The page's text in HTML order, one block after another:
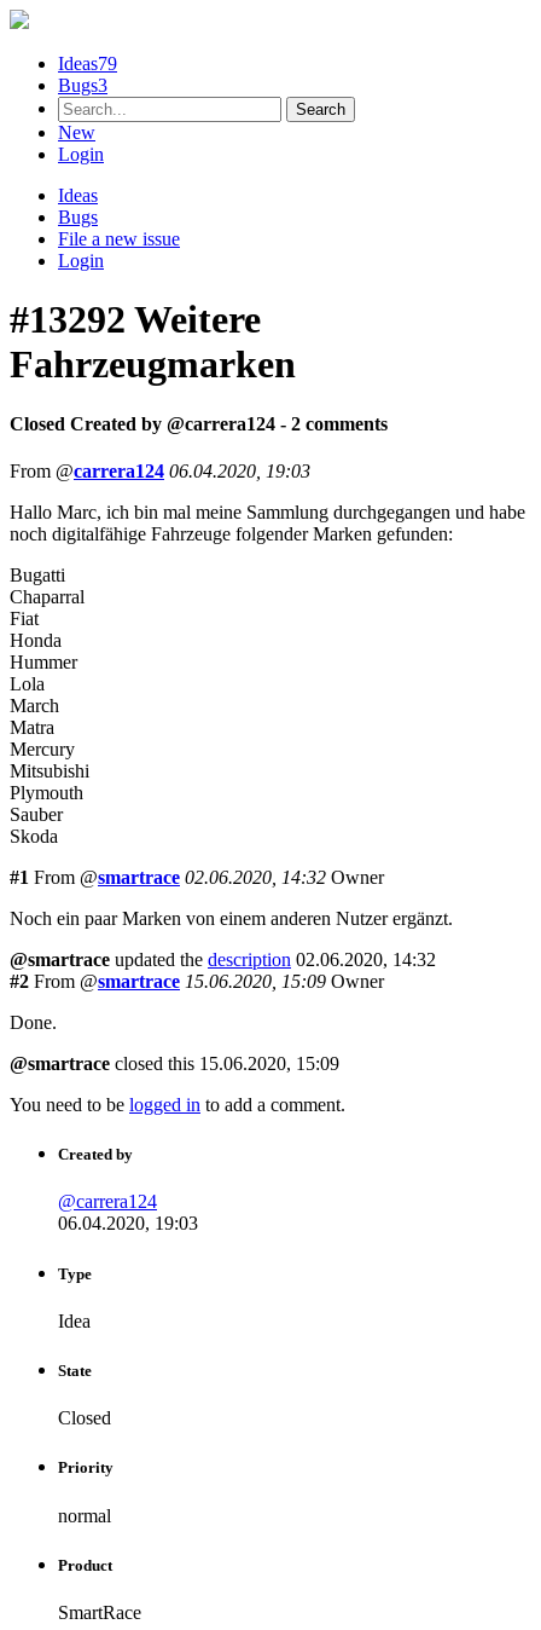
Ideas79
Bugs3
New
Login
Ideas
Bugs
File a new issue
Login
#13292 Weitere
Fahrzeugmarken
Closed Created by @carrera124 - 2 comments
From @carrera124 06.04.2020, 19:03
Hallo Marc, ich bin mal meine Sammlung durchgegangen und habe
noch digitalfähige Fahrzeuge folgender Marken gefunden:
Bugatti
Chaparral
Fiat
Honda
Hummer
Lola
March
Matra
Mercury
Mitsubishi
Plymouth
Sauber
Skoda
#1 From @smartrace 02.06.2020, 14:32 Owner
Noch ein paar Marken von einem anderen Nutzer ergänzt.
@smartrace updated the description 02.06.2020, 14:32
#2 From @smartrace 15.06.2020, 15:09 Owner
Done.
@smartrace closed this 15.06.2020, 15:09
You need to be logged in to add a comment.
Created by
@carrera124
06.04.2020, 19:03
Type
Idea
State
Closed
Priority
normal
Product
SmartRace